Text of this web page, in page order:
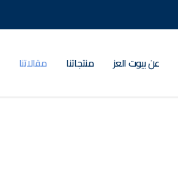
عن بيوت العز منتجاتنا مقالاتنا